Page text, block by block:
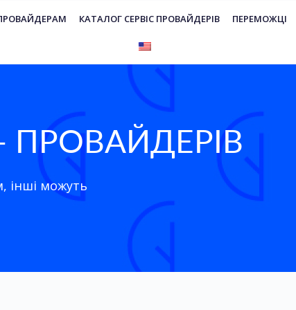
КАТАЛОГ СЕРВІС ПРОВАЙДЕРІВ ПЕРЕМОЖЦІ
ПРОВАЙДЕРІВ
інші можуть